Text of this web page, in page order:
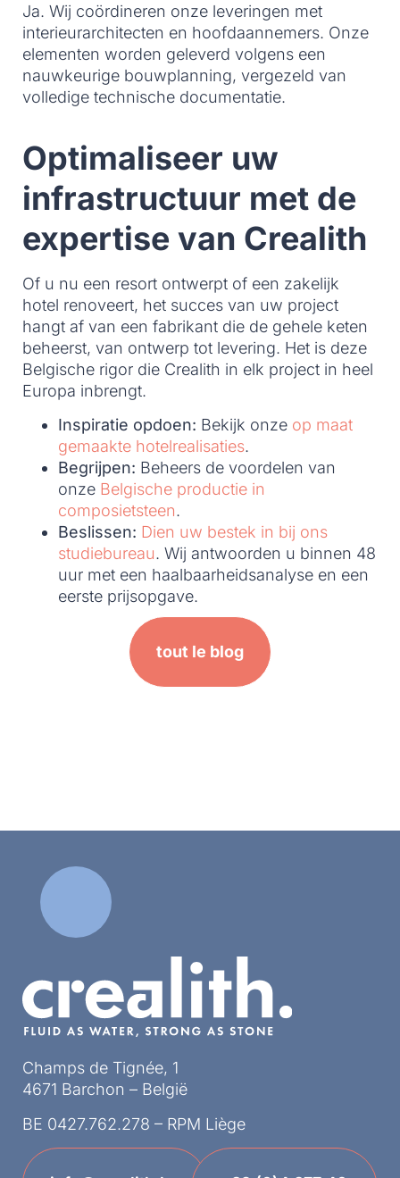
Ja. Wij coördineren onze leveringen met
interieurarchitecten en hoofdaannemers. Onze
elementen worden geleverd volgens een
nauwkeurige bouwplanning, vergezeld van
volledige technische documentatie.
Optimaliseer uw
infrastructuur met de
expertise van Crealith
Of u nu een resort ontwerpt of een zakelijk
hotel renoveert, het succes van uw project
hangt af van een fabrikant die de gehele keten
beheerst, van ontwerp tot levering. Het is deze
Belgische rigor die Crealith in elk project in heel
Europa inbrengt.
Inspiratie opdoen: Bekijk onze op maat
gemaakte hotelrealisaties.
Begrijpen: Beheers de voordelen van
onze Belgische productie in
composietsteen.
Beslissen: Dien uw bestek in bij ons
studiebureau. Wij antwoorden u binnen 48
uur met een haalbaarheidsanalyse en een
eerste prijsopgave.
tout le blog
Champs de Tignée, 1
4671 Barchon – België
BE 0427.762.278 – RPM Liège